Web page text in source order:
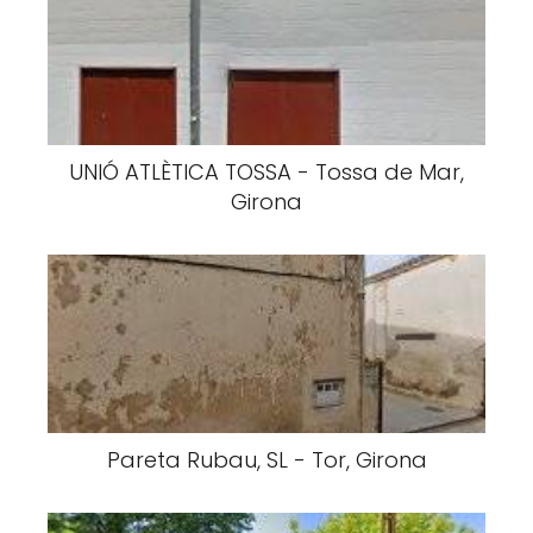
UNIÓ ATLÈTICA TOSSA - Tossa de Mar,
Girona
Pareta Rubau, SL - Tor, Girona